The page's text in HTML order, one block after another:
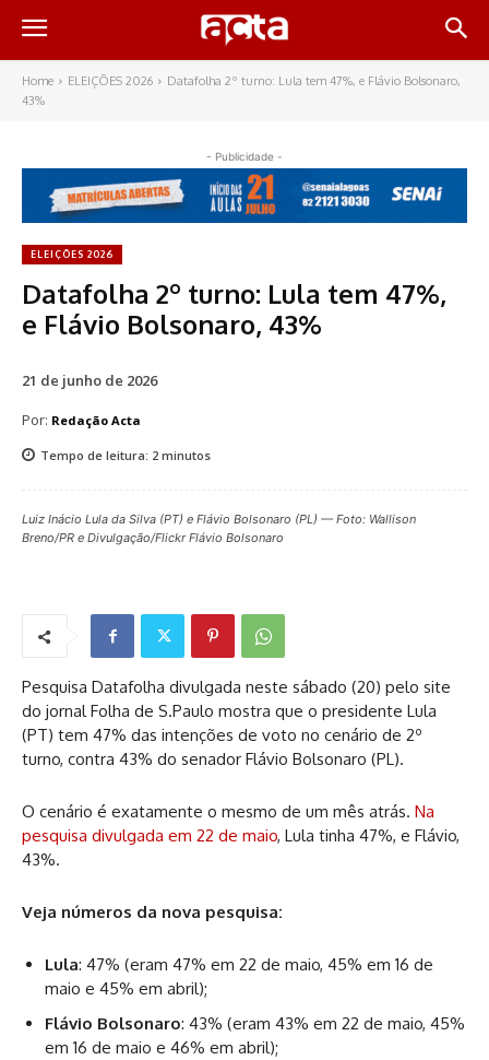
Home ELEIÇÕES 2026
Datafolha 2º turno: Lula tem 47%, e Flávio Bolsonaro,
43%
- Publicidade -
ELEIÇÕES 2026
Datafolha 2º turno: Lula tem 47%,
e Flávio Bolsonaro, 43%
21 de junho de 2026
Por: Redação Acta
Tempo de leitura: 2 minutos
Luiz Inácio Lula da Silva (PT) e Flávio Bolsonaro (PL) — Foto: Wallison
Breno/PR e Divulgação/Flickr Flávio Bolsonaro
Pesquisa Datafolha divulgada neste sábado (20) pelo site
do jornal Folha de S.Paulo mostra que o presidente Lula
(PT) tem 47% das intenções de voto no cenário de 2º
turno, contra 43% do senador Flávio Bolsonaro (PL).
O cenário é exatamente o mesmo de um mês atrás. Na
pesquisa divulgada em 22 de maio, Lula tinha 47%, e Flávio,
43%.
Veja números da nova pesquisa:
Lula: 47% (eram 47% em 22 de maio, 45% em 16 de
maio e 45% em abril);
Flávio Bolsonaro: 43% (eram 43% em 22 de maio, 45%
em 16 de maio e 46% em abril);